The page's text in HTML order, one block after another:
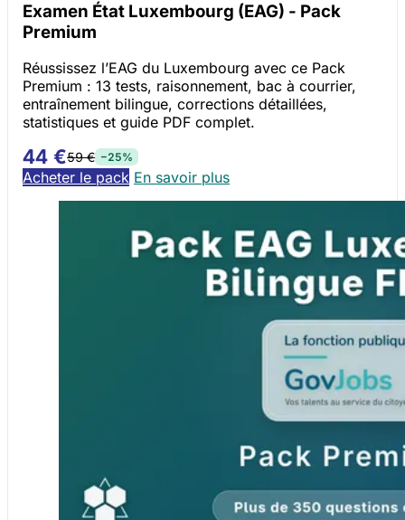
Examen État Luxembourg (EAG) - Pack
Premium
Réussissez l’EAG du Luxembourg avec ce Pack
Premium : 13 tests, raisonnement, bac à courrier,
entraînement bilingue, corrections détaillées,
statistiques et guide PDF complet.
44 €59 € −25%
Acheter le pack En savoir plus